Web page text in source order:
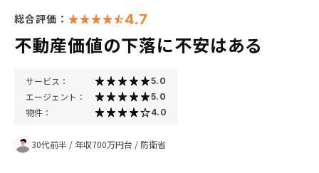
総合評価： 4.7
不動産価値の下落に不安はある
サービス： 5.0
エージェント： 5.0
物件： 4.0
30代前半 / 年収700万円台 / 防衛省